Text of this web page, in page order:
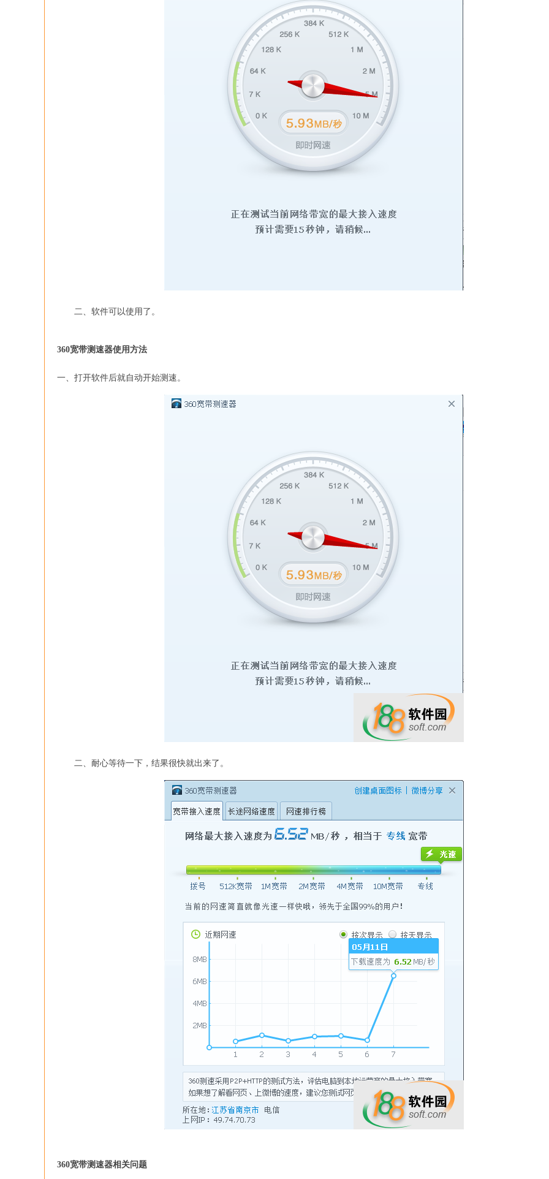
二、软件可以使用了。
360宽带测速器使用方法
一、打开软件后就自动开始测速。
二、耐心等待一下，结果很快就出来了。
360宽带测速器相关问题